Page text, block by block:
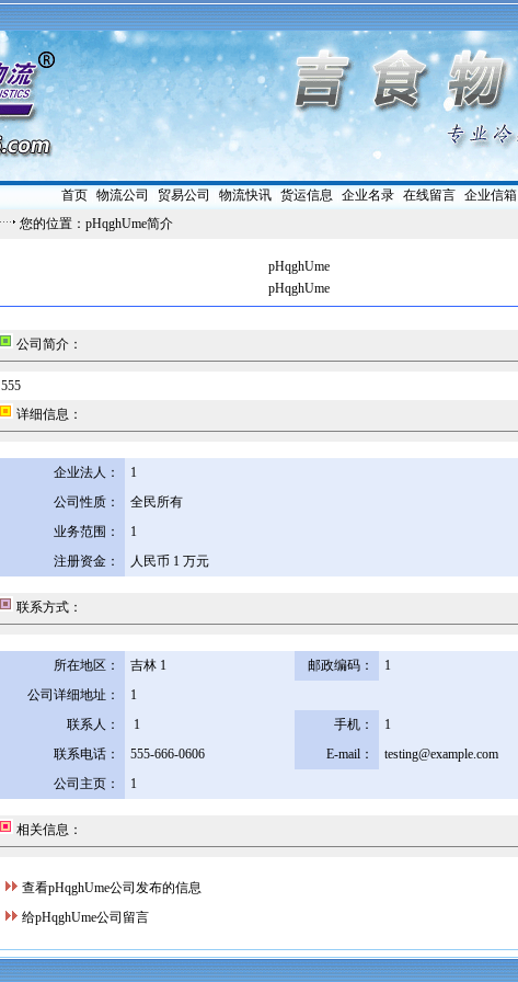
首页| 物流公司 贸易公司 物流快讯| 货运信息 企业名录| 在线留言| 企业信箱
您的位置：pHqghUme简介
pHqghUme
pHqghUme
公司简介：
555
详细信息：
企业法人：
1
公司性质：
全民所有
业务范围：
1
注册资金：
人民币 1 万元
联系方式：
所在地区： 吉林 1 邮政编码：
1
公司详细地址：
1
联系人：
1 手机：
1
联系电话：
555-666-0606 E-mail：
testing@example.com
公司主页：
1
相关信息：
查看pHqghUme公司发布的信息
给pHqghUme公司留言